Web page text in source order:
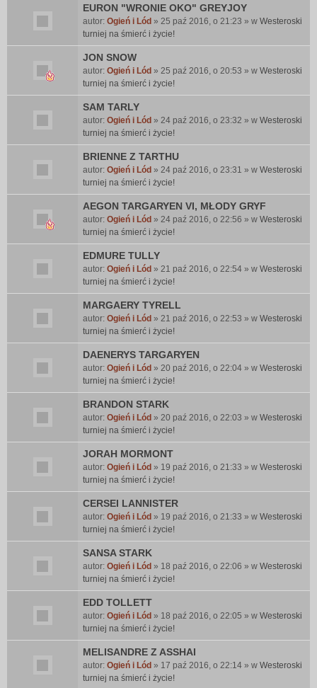
EURON "WRONIE OKO" GREYJOY
autor: Ogień i Lód » 25 paź 2016, o 21:23 » w Westeroski
turniej na śmierć i życie!
JON SNOW
autor: Ogień i Lód » 25 paź 2016, o 20:53 » w Westeroski
turniej na śmierć i życie!
SAM TARLY
autor: Ogień i Lód » 24 paź 2016, o 23:32 » w Westeroski
turniej na śmierć i życie!
BRIENNE Z TARTHU
autor: Ogień i Lód » 24 paź 2016, o 23:31 » w Westeroski
turniej na śmierć i życie!
AEGON TARGARYEN VI, MŁODY GRYF
autor: Ogień i Lód » 24 paź 2016, o 22:56 » w Westeroski
turniej na śmierć i życie!
EDMURE TULLY
autor: Ogień i Lód » 21 paź 2016, o 22:54 » w Westeroski
turniej na śmierć i życie!
MARGAERY TYRELL
autor: Ogień i Lód » 21 paź 2016, o 22:53 » w Westeroski
turniej na śmierć i życie!
DAENERYS TARGARYEN
autor: Ogień i Lód » 20 paź 2016, o 22:04 » w Westeroski
turniej na śmierć i życie!
BRANDON STARK
autor: Ogień i Lód » 20 paź 2016, o 22:03 » w Westeroski
turniej na śmierć i życie!
JORAH MORMONT
autor: Ogień i Lód » 19 paź 2016, o 21:33 » w Westeroski
turniej na śmierć i życie!
CERSEI LANNISTER
autor: Ogień i Lód » 19 paź 2016, o 21:33 » w Westeroski
turniej na śmierć i życie!
SANSA STARK
autor: Ogień i Lód » 18 paź 2016, o 22:06 » w Westeroski
turniej na śmierć i życie!
EDD TOLLETT
autor: Ogień i Lód » 18 paź 2016, o 22:05 » w Westeroski
turniej na śmierć i życie!
MELISANDRE Z ASSHAI
autor: Ogień i Lód » 17 paź 2016, o 22:14 » w Westeroski
turniej na śmierć i życie!